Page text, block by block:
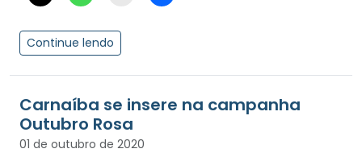
Continue lendo
Carnaíba se insere na campanha
Outubro Rosa
01 de outubro de 2020